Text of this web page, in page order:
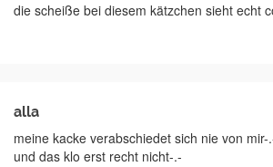
die scheiße bei diesem kätzchen sieht echt
alla
meine kacke verabschiedet sich nie von mir-
und das klo erst recht nicht-.-